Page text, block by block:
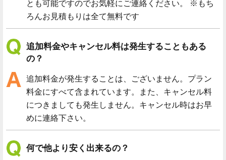
とも可能ですのでお気軽にご連絡ください。 ※もち
ろんお見積もりは全て無料です
追加料金やキャンセル料は発生することもある
の？
追加料金が発生することは、ございません。プラン
料金にすべて含まれています。また、キャンセル料
につきましても発生しません。キャンセル時はお早
めに連絡下さい。
何で他より安く出来るの？